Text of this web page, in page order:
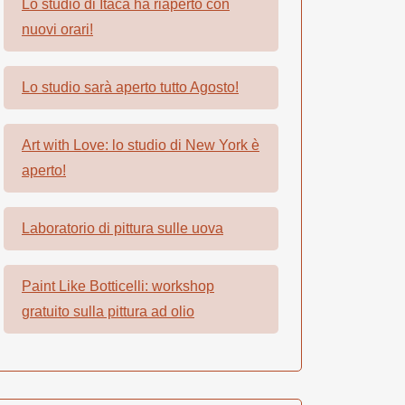
Lo studio di Itaca ha riaperto con
nuovi orari!
Lo studio sarà aperto tutto Agosto!
Art with Love: lo studio di New York è
aperto!
Laboratorio di pittura sulle uova
Paint Like Botticelli: workshop
gratuito sulla pittura ad olio